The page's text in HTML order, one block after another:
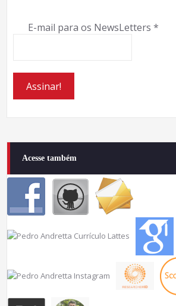
E-mail para os NewsLetters *
Acesse também